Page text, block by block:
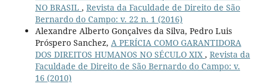
NO BRASIL , Revista da Faculdade de Direito de São
Bernardo do Campo: v. 22 n. 1 (2016)
Alexandre Alberto Gonçalves da Silva, Pedro Luis
Próspero Sanchez, A PERÍCIA COMO GARANTIDORA
DOS DIREITOS HUMANOS NO SÉCULO XIX , Revista da
Faculdade de Direito de São Bernardo do Campo: v.
16 (2010)